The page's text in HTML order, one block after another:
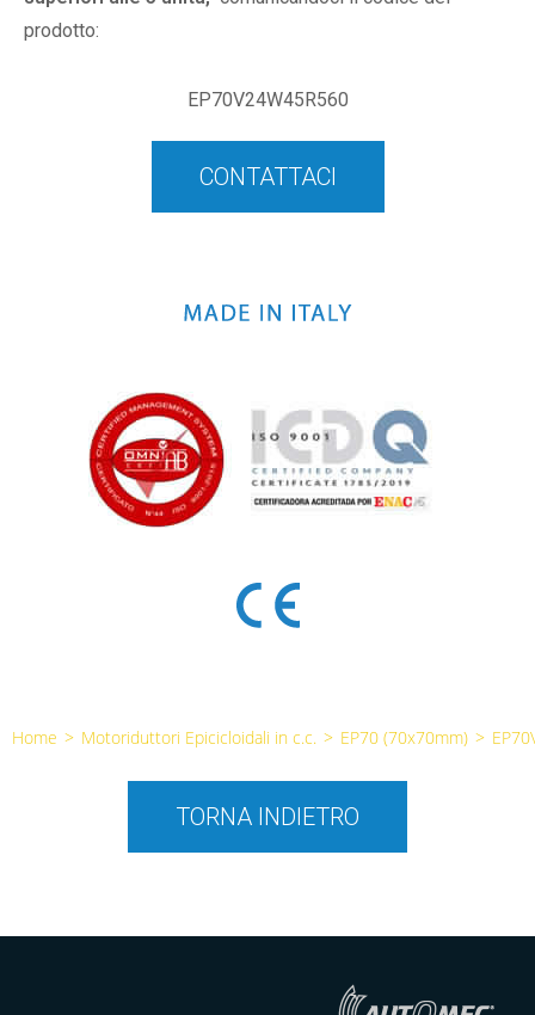
prodotto:
EP70V24W45R560
CONTATTACI
Home > Motoriduttori Epicicloidali in c.c. > EP70 (70x70mm) >
TORNA INDIETRO